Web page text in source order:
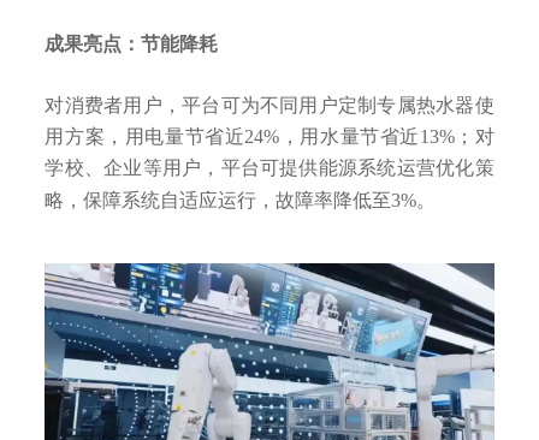
成果亮点：节能降耗
对消费者用户，平台可为不同用户定制专属热水器使
用方案，用电量节省近24%，用水量节省近13%；对
学校、企业等用户，平台可提供能源系统运营优化策
略，保障系统自适应运行，故障率降低至3%。